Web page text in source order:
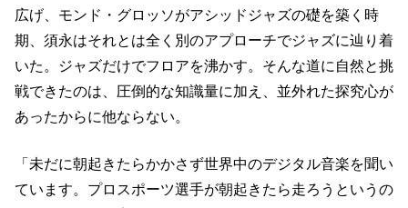
広げ、モンド・グロッソがアシッドジャズの礎を築く時
期、須永はそれとは全く別のアプローチでジャズに辿り着
いた。ジャズだけでフロアを沸かす。そんな道に自然と挑
戦できたのは、圧倒的な知識量に加え、並外れた探究心が
あったからに他ならない。
「未だに朝起きたらかかさず世界中のデジタル音楽を聞い
ています。プロスポーツ選手が朝起きたら走ろうというの